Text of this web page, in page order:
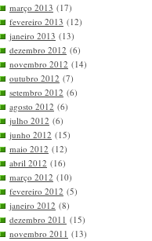
março 2013 (17)
fevereiro 2013 (12)
janeiro 2013 (13)
dezembro 2012 (6)
novembro 2012 (14)
outubro 2012 (7)
setembro 2012 (6)
agosto 2012 (6)
julho 2012 (6)
junho 2012 (15)
maio 2012 (12)
abril 2012 (16)
março 2012 (10)
fevereiro 2012 (5)
janeiro 2012 (8)
dezembro 2011 (15)
novembro 2011 (13)